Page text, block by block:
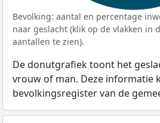
Bevolking: aantal en percentage
naar geslacht (klik op de vlakken in
aantallen te zien).
De donutgrafiek toont het
vrouw of man. Deze informatie
bevolkingsregister van de